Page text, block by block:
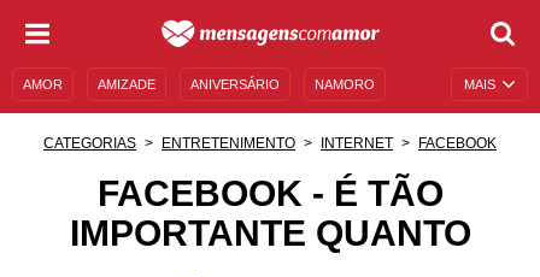
MAIS
AMOR AMIZADE ANIVERSÁRIO NAMORO
DESCULPAS
MENSAGENS E FRASES MENSAGENS DE ANIVERSÁRIO
CATEGORIAS ENTRETENIMENTO INTERNET FACEBOOK
FACEBOOK - É TÃO
IMPORTANTE QUANTO